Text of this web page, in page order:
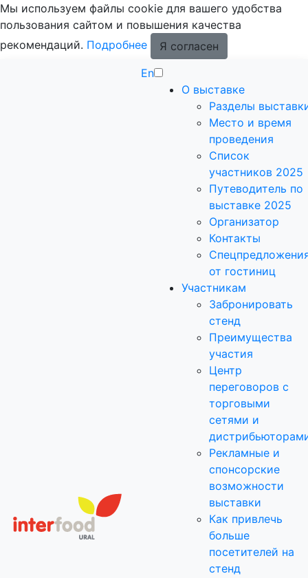
Мы используем файлы cookie для вашего удобства
пользования сайтом и повышения качества
рекомендаций. Подробнее
Я согласен
En
О выставке
Разделы
Место и время
проведения
Список
участников 2025
Путеводитель по
выставке 2025
Организатор
Контакты
от гостиниц
Участникам
Забронировать
стенд
Преимущества
участия
Центр
переговоров с
торговыми
сетями и
Рекламные и
спонсорские
возможности
выставки
Как привлечь
больше
посетителей на
стенд